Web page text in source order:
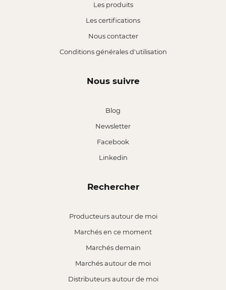
Les produits
Les certifications
Nous contacter
Conditions générales d'utilisation
Nous suivre
Blog
Newsletter
Facebook
Linkedin
Rechercher
Producteurs autour de moi
Marchés en ce moment
Marchés demain
Marchés autour de moi
Distributeurs autour de moi